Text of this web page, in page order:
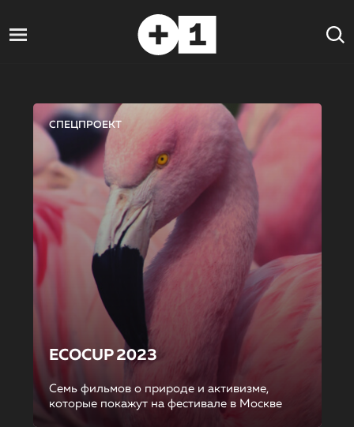
СПЕЦПРОЕКТ
ECOCUP 2023
Семь фильмов о природе и активизме,
которые покажут на фестивале в Москве